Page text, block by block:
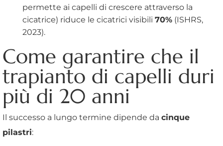
permette ai capelli di crescere attraverso la
cicatrice) riduce le cicatrici visibili 70% (ISHRS,
2023).
Come garantire che il
trapianto di capelli duri
più di 20 anni
Il successo a lungo termine dipende da cinque
pilastri: